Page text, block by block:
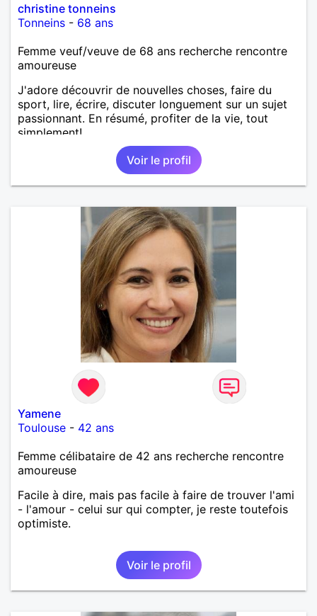
christine tonneins
Tonneins - 68 ans
Femme veuf/veuve de 68 ans recherche rencontre
amoureuse
J'adore découvrir de nouvelles choses, faire du
sport, lire, écrire, discuter longuement sur un sujet
passionnant. En résumé, profiter de la vie, tout
simplement!
Voir le profil
Yamene
Toulouse - 42 ans
Femme célibataire de 42 ans recherche rencontre
amoureuse
Facile à dire, mais pas facile à faire de trouver l'ami
- l'amour - celui sur qui compter, je reste toutefois
optimiste.
Voir le profil